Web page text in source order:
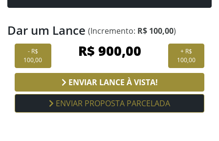
Dar um Lance (Incremento: R$ 100,00)
- R$
100,00
+ R$
100,00
ENVIAR LANCE À VISTA!
ENVIAR PROPOSTA PARCELADA